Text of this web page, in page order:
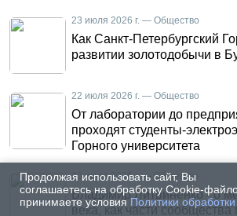
Продолжая использовать сайт, Вы
соглашаетесь на обработку Cookie-
принимаете условияПолитики
23 июля 2026 г. — Общество
Как Санкт-Петербургский
развитии золотодобычи в
22 июля 2026 г. — Общество
От лаборатории до
проходят студенты-
Горного университета
20 июля 2026 г. — Общество
Владимир Литвиненко - о
века, как части сообщества